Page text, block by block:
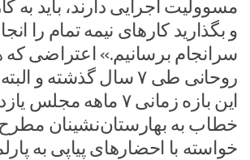
مسوولیت اجرایی دارند، باید به
و بگذارید کارهای نیمه تمام را
سرانجام برسانیم.» اعتراضی که
روحانی طی ۷ سال گذشته
این بازه زمانی ۷ ماهه
خطاب به بهارستان‌نشینان مطرح
خواسته با احضارهای پیاپی به